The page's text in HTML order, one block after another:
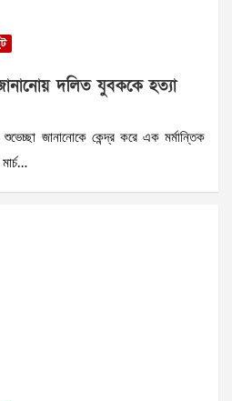
দলিত যুবককে হত্যা
জানানোকে কেন্দ্র করে এক মর্মান্তিক